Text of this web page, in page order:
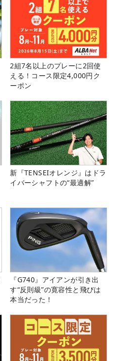
2組7名以上のプレーに2回使
える！コース限定4,000円ク
ーポン
新『TENSEIオレンジ』はドラ
イバーシャフトの“最適解”
『G740』アイアンが引き出
す“反則級”の寛容性と飛びは
本当だった！